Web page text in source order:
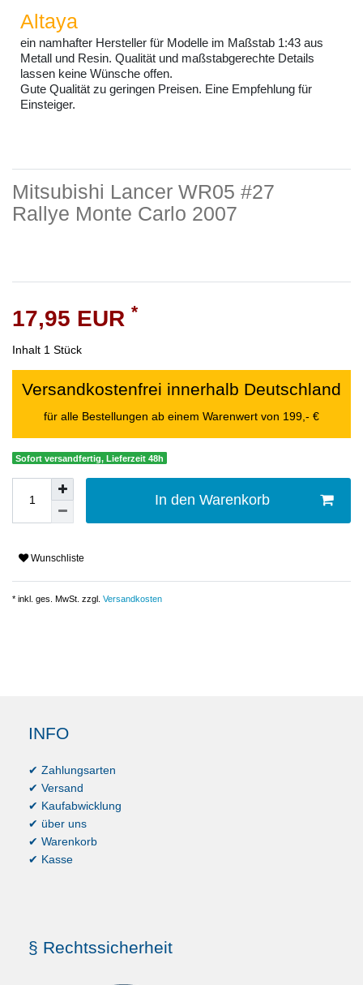
Altaya
ein namhafter Hersteller für Modelle im Maßstab 1:43 aus
Metall und Resin. Qualität und maßstabgerechte Details
lassen keine Wünsche offen.
Gute Qualität zu geringen Preisen. Eine Empfehlung für
Einsteiger.
Mitsubishi Lancer WR05 #27
Rallye Monte Carlo 2007
17,95 EUR *
Inhalt 1 Stück
Versandkostenfrei innerhalb Deutschland
für alle Bestellungen ab einem Warenwert von 199,- €
Sofort versandfertig, Lieferzeit 48h
In den Warenkorb
Wunschliste
* inkl. ges. MwSt. zzgl. Versandkosten
INFO
✔ Zahlungsarten
✔ Versand
✔ Kaufabwicklung
✔ über uns
✔ Warenkorb
✔ Kasse
§ Rechtssicherheit